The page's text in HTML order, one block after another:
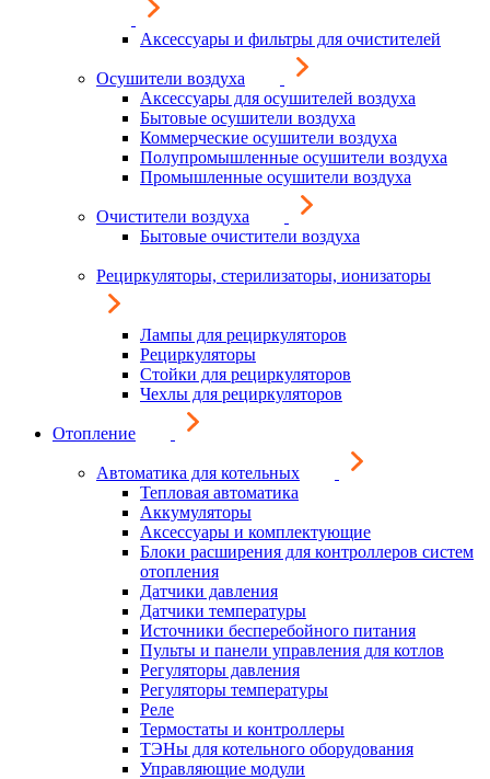
Аксессуары и фильтры для очистителей
Осушители воздуха
Аксессуары для осушителей воздуха
Бытовые осушители воздуха
Коммерческие осушители воздуха
Полупромышленные осушители воздуха
Промышленные осушители воздуха
Очистители воздуха
Бытовые очистители воздуха
Рециркуляторы, стерилизаторы, ионизаторы
Лампы для рециркуляторов
Рециркуляторы
Стойки для рециркуляторов
Чехлы для рециркуляторов
Отопление
Автоматика для котельных
Тепловая автоматика
Аккумуляторы
Аксессуары и комплектующие
Блоки расширения для контроллеров систем
отопления
Датчики давления
Датчики температуры
Источники бесперебойного питания
Пульты и панели управления для котлов
Регуляторы давления
Регуляторы температуры
Реле
Термостаты и контроллеры
ТЭНы для котельного оборудования
Управляющие модули